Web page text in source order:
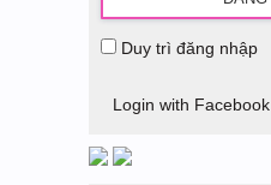
Duy trì đăng nhập
Login with Facebook